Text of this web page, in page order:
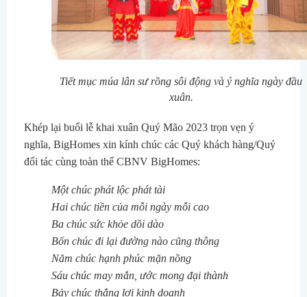
Tiết mục múa lân sư rồng sôi động và ý nghĩa ngày đầu
xuân.
Khép lại buổi lễ khai xuân Quý Mão 2023 trọn vẹn ý
nghĩa, BigHomes xin kính chúc các Quý khách hàng/Quý
đối tác cùng toàn thể CBNV BigHomes:
Một chúc phát lộc phát tài
Hai chúc tiền của mỗi ngày mỗi cao
Ba chúc sức khỏe dồi dào
Bốn chúc đi lại đường nào cũng thông
Năm chúc hạnh phúc mặn nồng
Sáu chúc may mắn, ước mong đại thành
Bảy chúc thắng lợi kinh doanh